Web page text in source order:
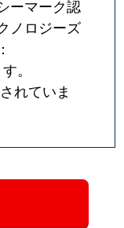
ーマーク認
ノロジーズ
。
れていま